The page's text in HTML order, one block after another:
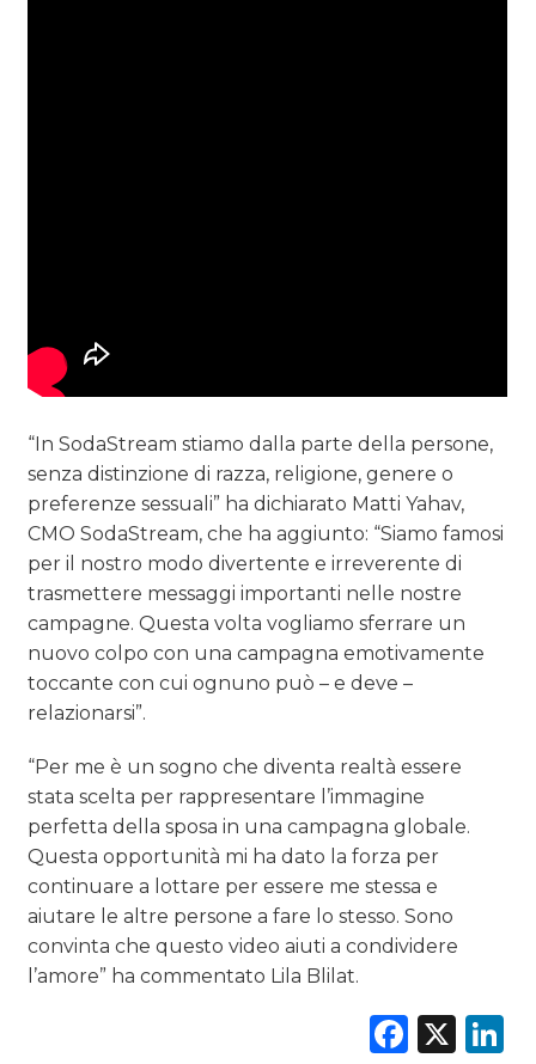
“In SodaStream stiamo dalla parte della persone,
senza distinzione di razza, religione, genere o
preferenze sessuali” ha dichiarato Matti Yahav,
CMO SodaStream, che ha aggiunto: “Siamo famosi
per il nostro modo divertente e irreverente di
trasmettere messaggi importanti nelle nostre
campagne. Questa volta vogliamo sferrare un
nuovo colpo con una campagna emotivamente
toccante con cui ognuno può – e deve –
relazionarsi”.
“Per me è un sogno che diventa realtà essere
stata scelta per rappresentare l’immagine
perfetta della sposa in una campagna globale.
Questa opportunità mi ha dato la forza per
continuare a lottare per essere me stessa e
aiutare le altre persone a fare lo stesso. Sono
convinta che questo video aiuti a condividere
l’amore” ha commentato Lila Blilat.
X